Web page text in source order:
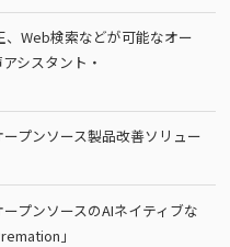
Web検索などが可能なオー
シスタント・
プンソース製品改善ソリュー
プンソースのAIネイティブな
」